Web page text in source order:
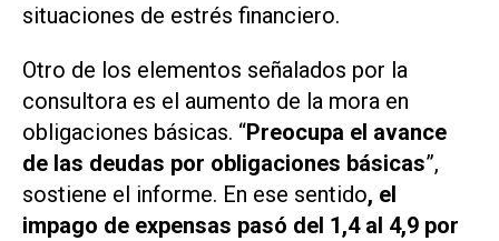
situaciones de estrés financiero.
Otro de los elementos señalados por la
consultora es el aumento de la mora en
obligaciones básicas. “Preocupa el avance
de las deudas por obligaciones básicas”,
sostiene el informe. En ese sentido, el
impago de expensas pasó del 1,4 al 4,9 por